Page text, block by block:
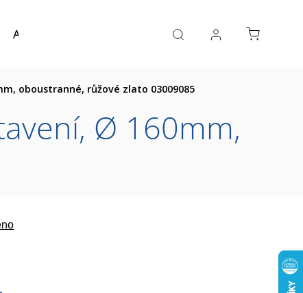
Akce a výprodej Návrh koupelny Reference
oboustranné, růžové zlato 03009085
Ø 160mm,